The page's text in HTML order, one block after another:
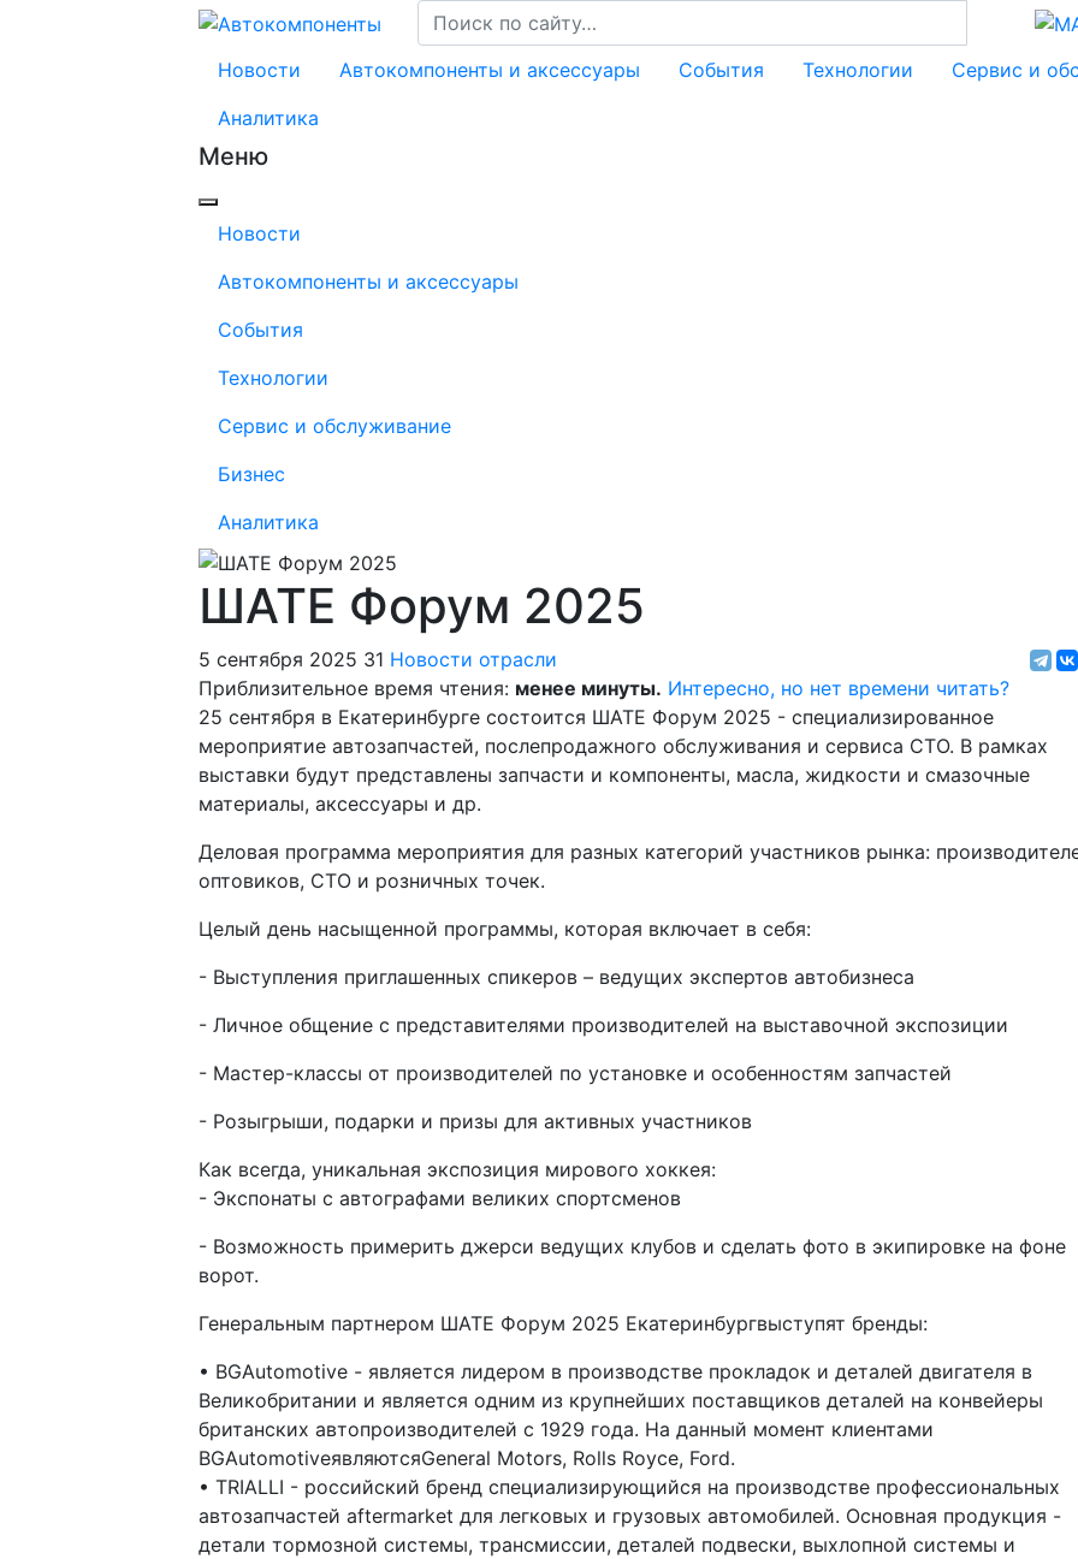
Новости Автокомпоненты и аксессуары События Технологии Сервис и
Аналитика
Меню
Новости
Автокомпоненты и аксессуары
События
Технологии
Сервис и обслуживание
Бизнес
Аналитика
ШАТЕ Форум 2025
5 сентября 2025 31 Новости отрасли
Приблизительное время чтения: менее минуты. Интересно, но нет времени читать?
25 сентября в Екатеринбурге состоится ШАТЕ Форум 2025 - специализированное
мероприятие автозапчастей, послепродажного обслуживания и сервиса CTO. В рамках
выставки будут представлены запчасти и компоненты, масла, жидкости и смазочные
материалы, аксессуары и др.
Деловая программа мероприятия для разных категорий участников рынка:
оптовиков, СТО и розничных точек.
Целый день насыщенной программы, которая включает в себя:
- Выступления приглашенных спикеров – ведущих экспертов автобизнеса
- Личное общение с представителями производителей на выставочной экспозиции
- Мастер-классы от производителей по установке и особенностям запчастей
- Розыгрыши, подарки и призы для активных участников
Как всегда, уникальная экспозиция мирового хоккея:
- Экспонаты с автографами великих спортсменов
- Возможность примерить джерси ведущих клубов и сделать фото в экипировке на фоне
ворот.
Генеральным партнером ШАТЕ Форум 2025 Екатеринбургвыступят бренды:
• BGAutomotive - является лидером в производстве прокладок и деталей двигателя в
Великобритании и является одним из крупнейших поставщиков деталей на конвейеры
британских автопроизводителей с 1929 года. На данный момент клиентами
BGAutomotiveявляютсяGeneral Motors, Rolls Royce, Ford.
• TRIALLI - российский бренд специализирующийся на производстве профессиональных
автозапчастей aftermarket для легковых и грузовых автомобилей. Основная продукция -
детали тормозной системы, трансмиссии, деталей подвески, выхлопной системы и